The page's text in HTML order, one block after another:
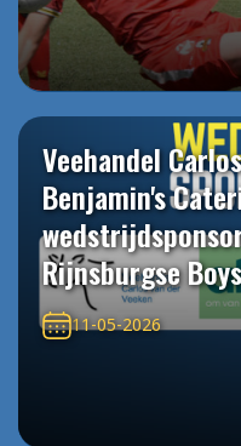
Veehandel
Benjamin's
Rijnsburgse Boys
11-05-2026